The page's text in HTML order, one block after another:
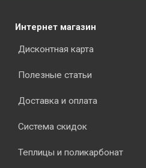
Интернет магазин
Дисконтная карта
Полезные статьи
Доставка и оплата
Система скидок
Теплицы и поликарбонат